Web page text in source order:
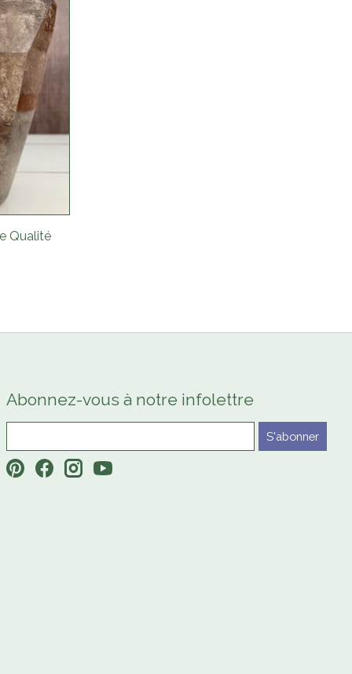
Qualité
Abonnez-vous à notre infolettre
S'abonner